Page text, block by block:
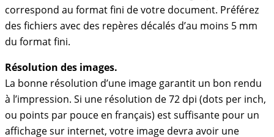
correspond au format fini de votre document. Préférez
des fichiers avec des repères décalés d’au moins 5 mm
du format fini.
Résolution des images.
La bonne résolution d’une image garantit un bon rendu
à l’impression. Si une résolution de 72 dpi (dots per inch,
ou points par pouce en français) est suffisante pour un
affichage sur internet, votre image devra avoir une